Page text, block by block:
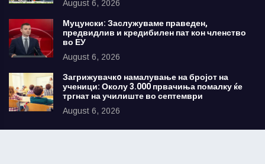
August 6, 2026
Муцунски: Заслужуваме праведен,
предвидлив и кредибилен пат кон членство
во ЕУ
August 6, 2026
Загрижувачкo намалување на бројот на
ученици: Околу 3.000 првачиња помалку ќе
тргнат на училиште во септември
August 6, 2026